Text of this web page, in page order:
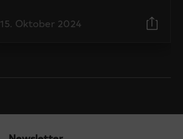
15. Oktober 2024